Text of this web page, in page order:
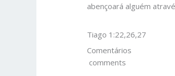
abençoará alguém
Tiago 1:22,26,27
Comentários
comments